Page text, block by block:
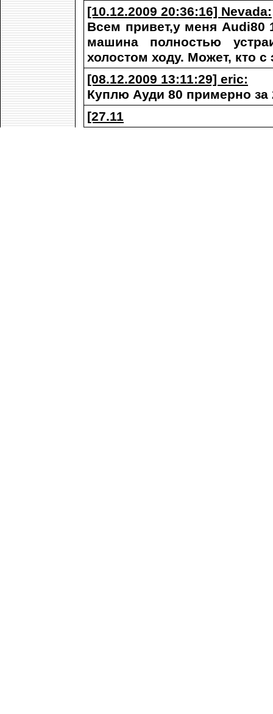
[10.12.2009 20:36:16] Nevada:
Всем привет,у меня Аudi80
машина полностью
холостом ходу. Может, кто
[08.12.2009 13:11:29] eric:
Куплю Ауди 80 примерно за
[27.11